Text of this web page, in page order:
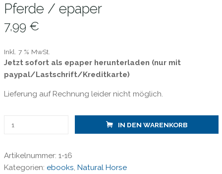
Pferde / epaper
7,99 €
Inkl. 7 % MwSt.
Jetzt sofort als epaper herunterladen (nur mit
paypal/Lastschrift/Kreditkarte)
Lieferung auf Rechnung leider nicht möglich.
Traumatisierte
Pferde
IN DEN WARENKORB
Artikelnummer: 1-16
Kategorien: ebooks, Natural Horse